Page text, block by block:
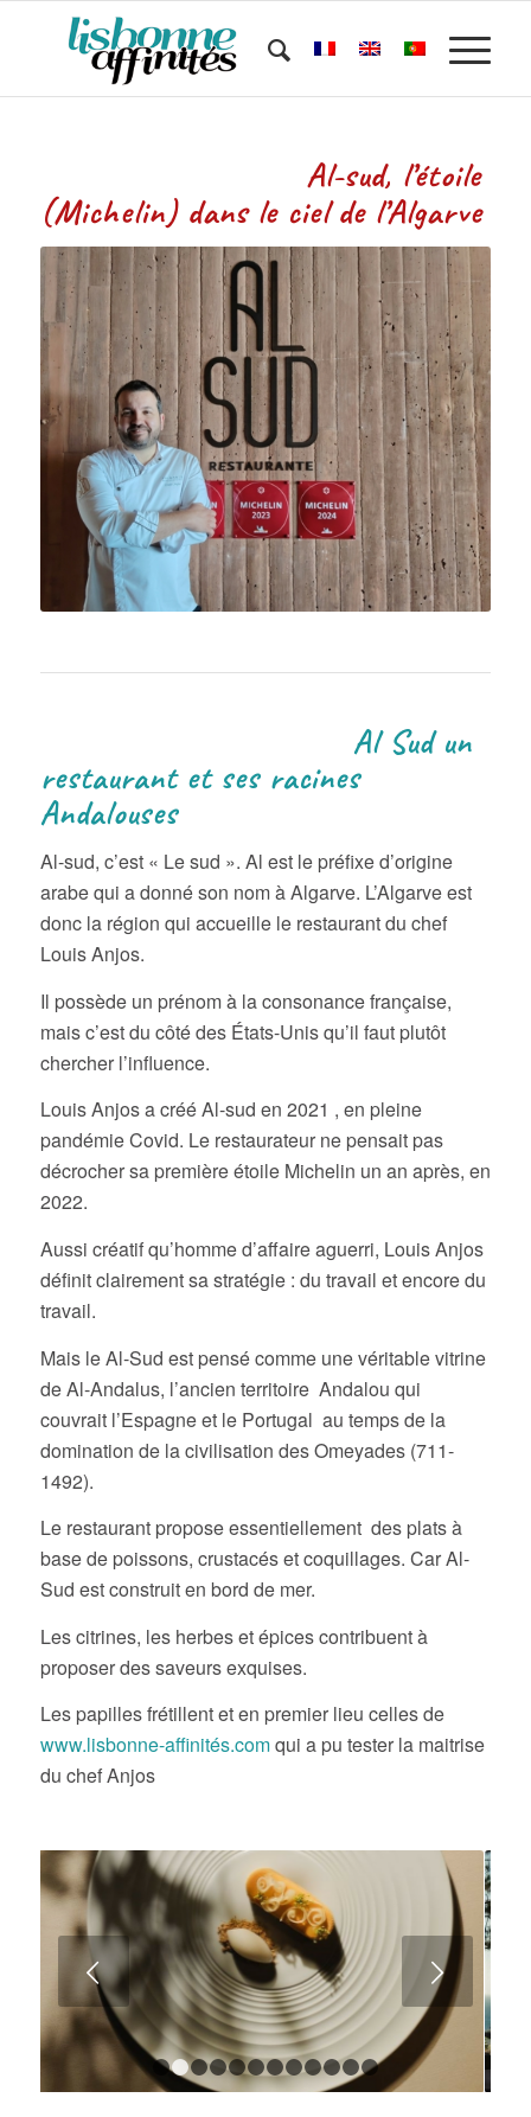
Al-sud, l’étoile
(Michelin) dans le ciel de l’Algarve
Al Sud un
restaurant et ses racines
Andalouses
Al-sud, c’est « Le sud ». Al est le préfixe d’origine
arabe qui a donné son nom à Algarve. L’Algarve est
donc la région qui accueille le restaurant du chef
Louis Anjos.
Il possède un prénom à la consonance française,
mais c’est du côté des États-Unis qu’il faut plutôt
chercher l’influence.
Louis Anjos a créé Al-sud en 2021 , en pleine
pandémie Covid. Le restaurateur ne pensait pas
décrocher sa première étoile Michelin un an après, en
2022.
Aussi créatif qu’homme d’affaire aguerri, Louis Anjos
définit clairement sa stratégie : du travail et encore du
travail.
Mais le Al-Sud est pensé comme une véritable vitrine
de Al-Andalus, l’ancien territoire Andalou qui
couvrait l’Espagne et le Portugal au temps de la
domination de la civilisation des Omeyades (711-
1492).
Le restaurant propose essentiellement des plats à
base de poissons, crustacés et coquillages. Car Al-
Sud est construit en bord de mer.
Les citrines, les herbes et épices contribuent à
proposer des saveurs exquises.
Les papilles frétillent et en premier lieu celles de
www.lisbonne-affinités.comqui a pu tester la maitrise
du chef Anjos
Suivant
1 2 3 4 5 6 7 8 1112